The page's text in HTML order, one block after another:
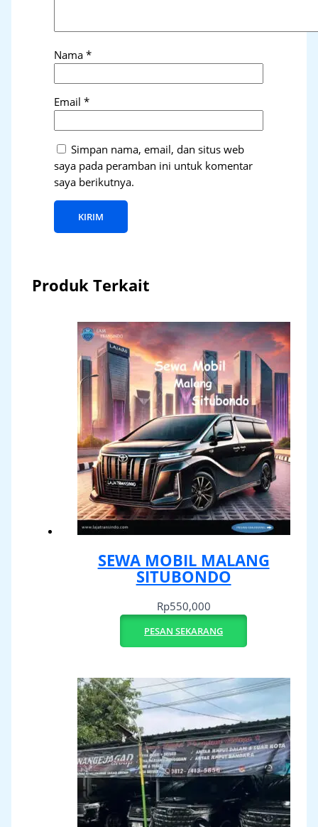
Nama*
Email*
Simpan nama, email, dan situs web
saya pada peramban ini untuk komentar
saya berikutnya.
Produk Terkait
SEWA MOBIL MALANG
SITUBONDO
Rp550,000
PESAN SEKARANG